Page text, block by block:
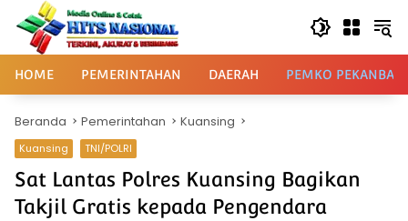
Langsung
konten
HOME PEMERINTAHAN DAERAH PEMKO
Beranda Pemerintahan Kuansing
Kuansing TNI/POLRI
Sat Lantas Polres Kuansing Bagikan
Takjil Gratis kepada Pengendara